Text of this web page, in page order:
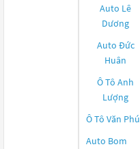
Auto Lê
Dương
Auto Đức
Huân
Ô Tô Anh
Lượng
Ô Tô Văn Phú
Auto Bom